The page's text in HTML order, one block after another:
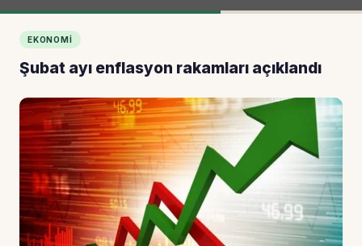
EKONOMI
Şubat ayı enflasyon rakamları açıklandı